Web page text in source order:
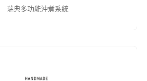
瑞典多功能沖煮系統